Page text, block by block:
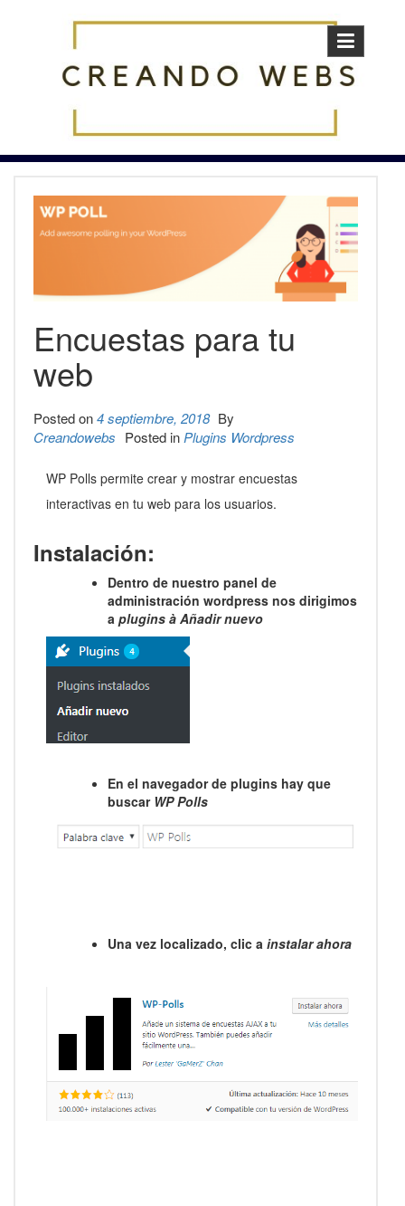
Encuestas para tu
web
Posted on4 septiembre, 2018 By
Creandowebs Posted in Plugins Wordpress
WP Polls permite crear y mostrar encuestas
interactivas en tu web para los usuarios.
Instalación:
Dentro de nuestro panel de
administración wordpress nos dirigimos
a plugins à Añadir nuevo
En el navegador de plugins hay que
buscar WP Polls
Una vez localizado, clic a instalar ahora